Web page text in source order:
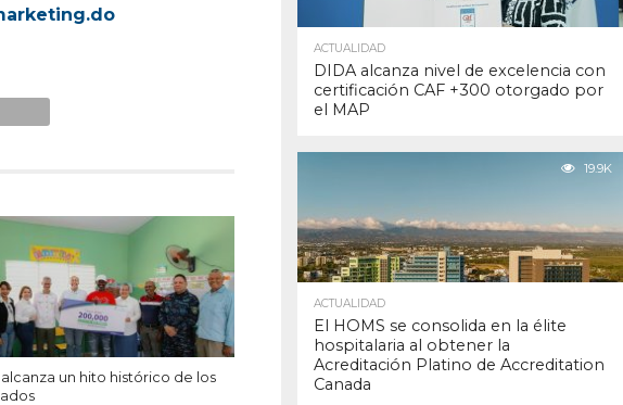
alcanza un hito histórico de los
ACTUALIDAD
DIDA alcanza nivel de excelencia con
certificación CAF +300 otorgado por
el MAP
19.9K
ACTUALIDAD
El HOMS se consolida en la élite
hospitalaria al obtener la
Acreditación Platino de Accreditation
Canada